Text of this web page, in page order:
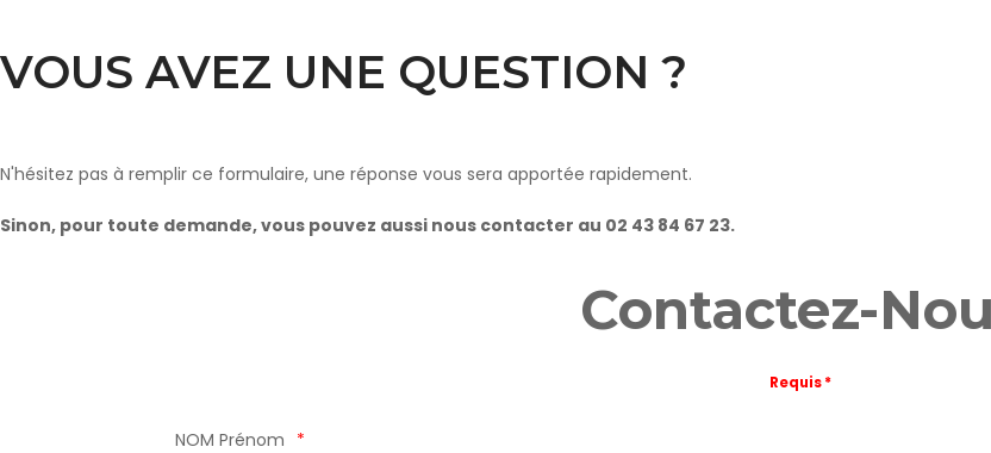
VOUS AVEZ UNE QUESTION ?
N'hésitez pas à remplir ce formulaire, une réponse vous sera apportée rapidement.
Sinon, pour toute demande, vous pouvez aussi nous contacter au 02 43 84 67 23.
Contactez-
Requis *
NOM Prénom